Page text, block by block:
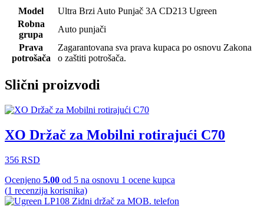
Model
Ultra Brzi Auto Punjač 3A CD213 Ugreen
Robna
grupa
Auto punjači
Prava
potrošača
Zagarantovana sva prava kupaca po osnovu Zakona
o zaštiti potrošača.
Slični proizvodi
XO Držač za Mobilni rotirajući C70
356 RSD
Ocenjeno 5.00 od 5 na osnovu 1 ocene kupca
(1 recenzija korisnika)